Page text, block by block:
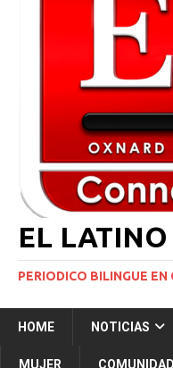
[
[
[
EL
PERIODICO BILINGUE
HOME NOTICIAS
MUJER COMUNIDAD